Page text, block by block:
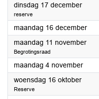
dinsdag 17 december2024
reserve
maandag 16 december2024
maandag 11 november2024
Begrotingsraad
maandag 4 november2024
woensdag 16 oktober2024
Reserve